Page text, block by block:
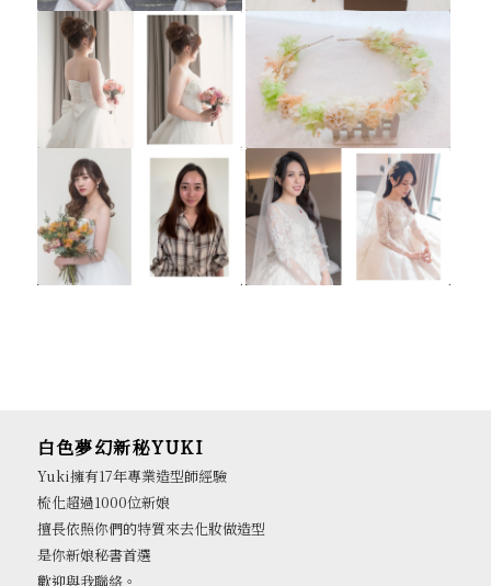
白色夢幻新秘YUKI
Yuki擁有17年專業造型師經驗
梳化超過1000位新娘
擅長依照你們的特質來去化妝做造型
是你新娘秘書首選
歡迎與我聯絡。